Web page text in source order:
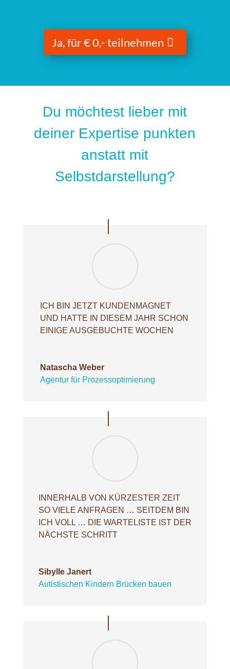
Ja, für € 0,- teilnehmen
Du möchtest lieber mit
deiner Expertise punkten
anstatt mit
Selbstdarstellung?
ICH BIN JETZT KUNDENMAGNET
UND HATTE IN DIESEM JAHR SCHON
EINIGE AUSGEBUCHTE WOCHEN
Natascha Weber
Agentur für Prozessoptimierung
INNERHALB VON KÜRZESTER ZEIT
SO VIELE ANFRAGEN … SEITDEM BIN
ICH VOLL … DIE WARTELISTE IST DER
NÄCHSTE SCHRITT
Sibylle Janert
Autistischen Kindern Brücken bauen